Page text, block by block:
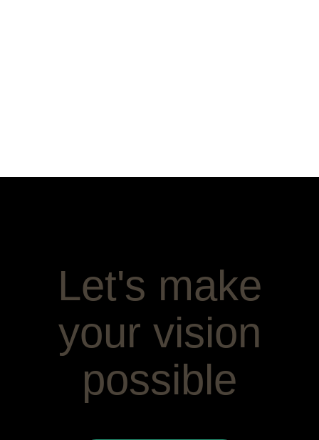
Let's make
your vision
possible